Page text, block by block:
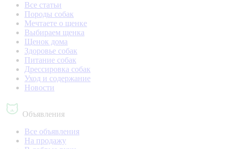
Все статьи
Породы собак
Мечтаете о щенке
Выбираем щенка
Щенок дома
Здоровье собак
Питание собак
Дрессировка собак
Уход и содержание
Новости
Объявления
Все объявления
На продажу